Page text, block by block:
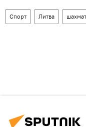
Спорт Литва